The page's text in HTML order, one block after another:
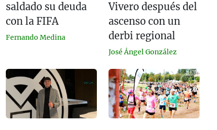
saldado su deuda
con la FIFA
Fernando Medina
Vivero después del
ascenso con un
derbi regional
José Ángel González